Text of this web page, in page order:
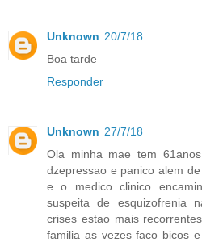
Unknown 20/7/18
Boa tarde
Responder
Unknown 27/7/18
Ola minha mae tem
dzepressao e panico alem
e o medico clinico
suspeita de esquizofrenia
crises estao mais
familia as vezes faco bicos